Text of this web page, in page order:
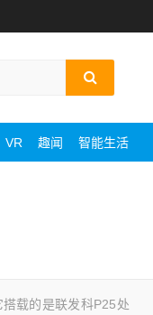
VR 趣闻 智能生活
载的是联发科P25处